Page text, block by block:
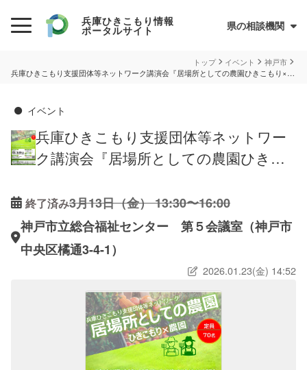
兵庫ひきこもり情報
ポータルサイト 県の相談機関
兵庫県ひきこもり総合支援センター
ひきこもり当事者のためのQ&A集
サイトについて
情報について
お住まいの市町での支援
民間の支援団体（県ネットワーク加入団体）
オンライン居場所
支援をする上でのヒント
トップ イベント
神戸市
兵庫ひきこもり支援団体等ネットワーク講演会『居場所としての農園ひきこもり×農園』
イベント
兵庫ひきこもり支援団体等ネットワー
ク講演会『居場所としての農園ひきこ
終了済み3月13日（金） 13:30〜16:00
神戸市立総合福祉センター 第５会議室（神戸市
中央区橘通3-4-1）
2026.01.23(金) 14:52